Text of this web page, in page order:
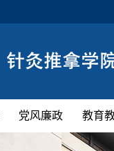
党风廉政 教育